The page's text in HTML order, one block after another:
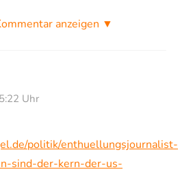
anzeigen ▼
Uhr
politik/enthuellungsjournalist-
sind-der-kern-der-us-